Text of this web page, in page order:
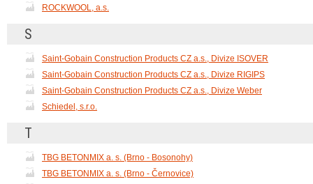
ROCKWOOL, a.s.
S
Saint-Gobain Construction Products CZ a.s., Divize ISOVER
Saint-Gobain Construction Products CZ a.s., Divize RIGIPS
Saint-Gobain Construction Products CZ a.s., Divize Weber
Schiedel, s.r.o.
T
TBG BETONMIX a. s. (Brno - Bosonohy)
TBG BETONMIX a. s. (Brno - Černovice)